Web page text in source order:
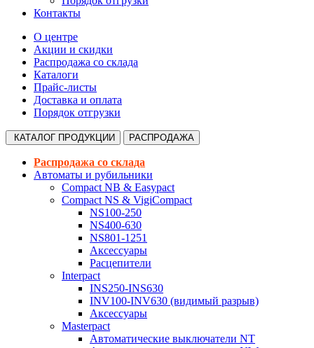
Контакты
О центре
Акции и скидки
Распродажа со склада
Каталоги
Прайс-листы
Доставка и оплата
Порядок отгрузки
КАТАЛОГ ПРОДУКЦИИ РАСПРОДАЖА
Распродажа со склада
Автоматы и рубильники
Compact NB & Easypact
Compact NS & VigiCompact
NS100-250
NS400-630
NS801-1251
Аксессуары
Расцепители
Interpact
INS250-INS630
INV100-INV630 (видимый разрыв)
Аксессуары
Masterpact
Автоматические выключатели NT